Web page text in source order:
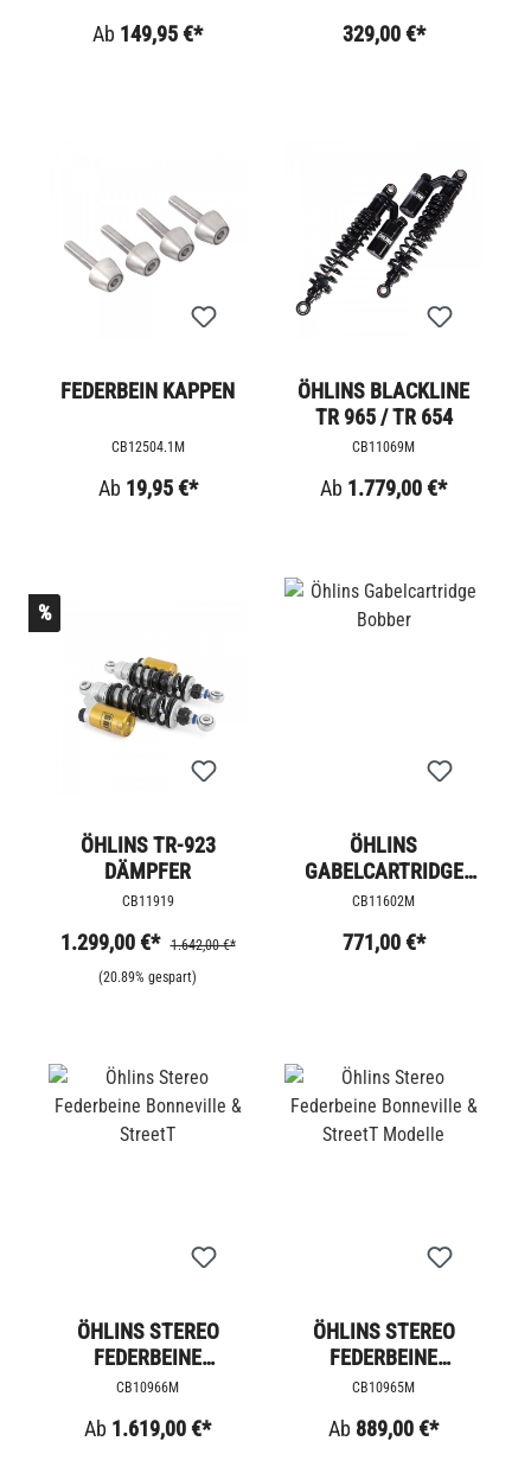
Ab 149,95 €* 329,00 €*
FEDERBEIN KAPPEN
CB12504.1M
Ab 19,95 €*
ÖHLINS BLACKLINE
TR 965 / TR 654
CB11069M
Ab 1.779,00 €*
%
ÖHLINS TR-923
DÄMPFER
CB11919
1.299,00 €* 1.642,00 €*
(20.89% gespart)
ÖHLINS
GABELCARTRIDGE
BOBBER
CB11602M
771,00 €*
ÖHLINS STEREO
FEDERBEINE
BONNEVILLE &
CB10966M
Ab 1.619,00 €*
ÖHLINS STEREO
FEDERBEINE
BONNEVILLE &
CB10965M
Ab 889,00 €*